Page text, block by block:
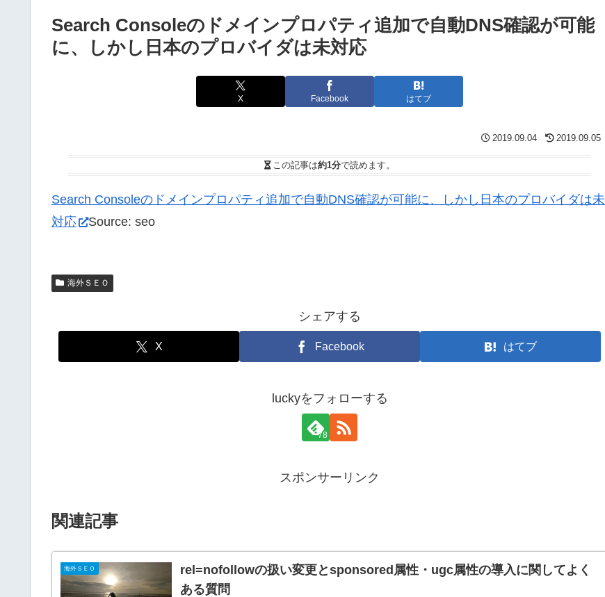
Search Consoleのドメインプロパティ追加で自動DNS確認が可能
に、しかし日本のプロバイダは未対応
X Facebook はてブ
2019.09.04 2019.09.05
この記事は約1分で読めます。
Search Consoleのドメインプロパティ追加で自動DNS確認が可能に、しかし日本のプロバイダは未
対応
Source: seo
海外ＳＥＯ
シェアする
X Facebook はてブ
luckyをフォローする
78
スポンサーリンク
関連記事
海外ＳＥＯ
rel=nofollowの扱い変更とsponsored属性・ugc属性の導入に関してよく
ある質問